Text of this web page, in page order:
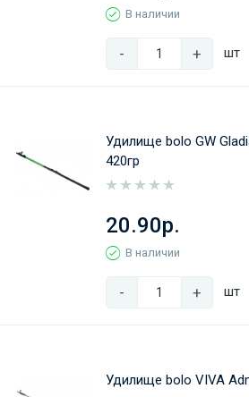
В наличии
- + шт
Удилище bolo GW
420гр
20.90р.
В наличии
- + шт
Удилище bolo VIVA